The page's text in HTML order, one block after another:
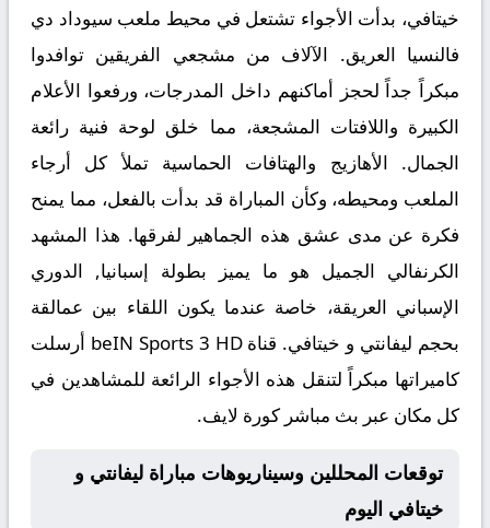
خيتافي، بدأت الأجواء تشتعل في محيط ملعب سيوداد دي
فالنسيا العريق. الآلاف من مشجعي الفريقين توافدوا
مبكراً جداً لحجز أماكنهم داخل المدرجات، ورفعوا الأعلام
الكبيرة واللافتات المشجعة، مما خلق لوحة فنية رائعة
الجمال. الأهازيج والهتافات الحماسية تملأ كل أرجاء
الملعب ومحيطه، وكأن المباراة قد بدأت بالفعل، مما يمنح
فكرة عن مدى عشق هذه الجماهير لفرقها. هذا المشهد
الكرنفالي الجميل هو ما يميز بطولة إسبانيا, الدوري
الإسباني العريقة، خاصة عندما يكون اللقاء بين عمالقة
بحجم ليفانتي و خيتافي. قناة beIN Sports 3 HD أرسلت
كاميراتها مبكراً لتنقل هذه الأجواء الرائعة للمشاهدين في
كل مكان عبر بث مباشر كورة لايف.
توقعات المحللين وسيناريوهات مباراة ليفانتي و
خيتافي اليوم